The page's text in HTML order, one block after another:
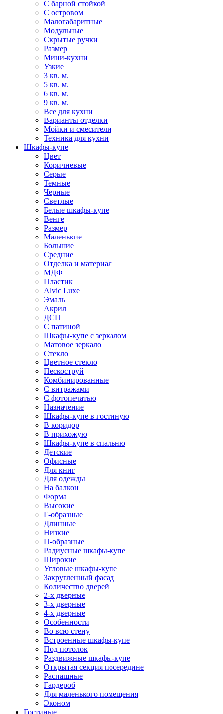
С барной стойкой
С островом
Малогабаритные
Модульные
Скрытые ручки
Размер
Мини-кухни
Узкие
3 кв. м.
5 кв. м.
6 кв. м.
9 кв. м.
Все для кухни
Варианты отделки
Мойки и смесители
Техника для кухни
Шкафы-купе
Цвет
Коричневые
Серые
Темные
Черные
Светлые
Белые шкафы-купе
Венге
Размер
Маленькие
Большие
Средние
Отделка и материал
МДФ
Пластик
Alvic Luxe
Эмаль
Акрил
ДСП
С патиной
Шкафы-купе с зеркалом
Матовое зеркало
Стекло
Цветное стекло
Пескоструй
Комбинированные
С витражами
С фотопечатью
Назначение
Шкафы-купе в гостиную
В коридор
В прихожую
Шкафы-купе в спальню
Детские
Офисные
Для книг
Для одежды
На балкон
Форма
Высокие
Г-образные
Длинные
Низкие
П-образные
Радиусные шкафы-купе
Широкие
Угловые шкафы-купе
Закругленный фасад
Количество дверей
2-х дверные
3-х дверные
4-х дверные
Особенности
Во всю стену
Встроенные шкафы-купе
Под потолок
Раздвижные шкафы-купе
Открытая секция посередине
Распашные
Гардероб
Для маленького помещения
Эконом
Гостиные